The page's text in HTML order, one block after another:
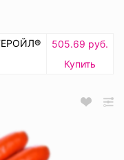
505.69 руб.
Купить